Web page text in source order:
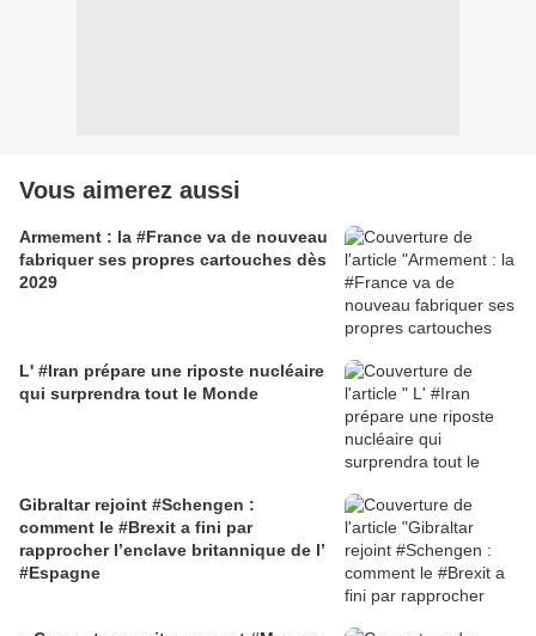
Vous aimerez aussi
Armement : la #France va de nouveau
fabriquer ses propres cartouches dès
2029
L' #Iran prépare une riposte nucléaire
qui surprendra tout le Monde
Gibraltar rejoint #Schengen :
comment le #Brexit a fini par
rapprocher l’enclave britannique de l’
#Espagne